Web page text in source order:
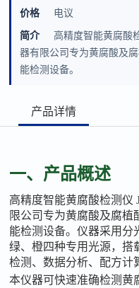
价格
电议
简介
高精度智能黄腐酸
器有限公司专为黄腐酸及
能检测设备。
产品详情
一、产品概述
高精度智能黄腐酸检测仪
限公司专为黄腐酸及腐
能检测设备。仪器采用分
绿、橙四种专用光源，搭
检测、数据分析、配方计
本仪器可快速准确检测黄